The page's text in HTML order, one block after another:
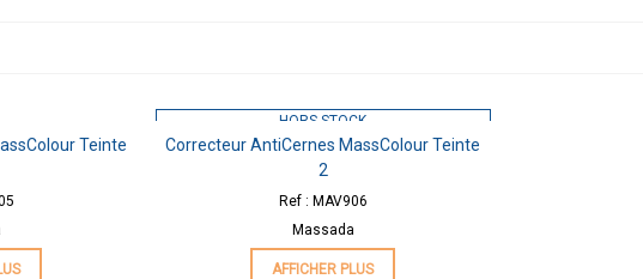
Teinte
HORS STOCK
Correcteur AntiCernes MassColour Teinte
2
Ref : MAV906
Massada
AFFICHER PLUS